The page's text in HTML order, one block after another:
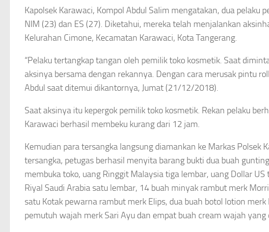
Kapolsek Karawaci, Kompol Abdul Salim mengatakan, dua
NIM (23) dan ES (27). Diketahui, mereka telah menjalankan
Kelurahan Cimone, Kecamatan Karawaci, Kota Tangerang.
“Pelaku tertangkap tangan oleh pemilik toko kosmetik. Saat
aksinya bersama dengan rekannya. Dengan cara merusak pintu
Abdul saat ditemui dikantornya, Jumat (21/12/2018).
Saat aksinya itu kepergok pemilik toko kosmetik. Rekan pelaku
Karawaci berhasil membeku kurang dari 12 jam.
Kemudian para tersangka langsung diamankan ke Markas Polsek
tersangka, petugas berhasil menyita barang bukti dua buah
membuka toko, uang Ringgit Malaysia tiga lembar, uang Dollar
Riyal Saudi Arabia satu lembar, 14 buah minyak rambut merk
satu Kotak pewarna rambut merk Elips, dua buah botol lotion
pemutuh wajah merk Sari Ayu dan empat buah cream wajah yang